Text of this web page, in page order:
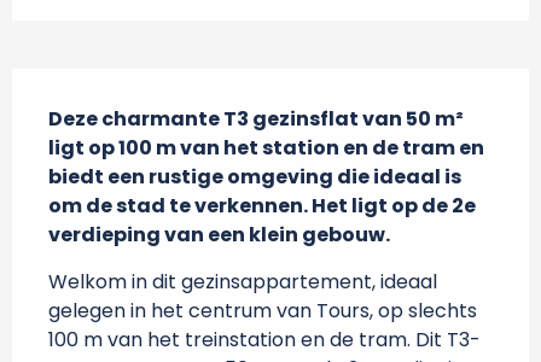
Deze charmante T3 gezinsflat van 50 m²
ligt op 100 m van het station en de tram en
biedt een rustige omgeving die ideaal is
om de stad te verkennen. Het ligt op de 2e
verdieping van een klein gebouw.
Welkom in dit gezinsappartement, ideaal
gelegen in het centrum van Tours, op slechts
100 m van het treinstation en de tram. Dit T3-